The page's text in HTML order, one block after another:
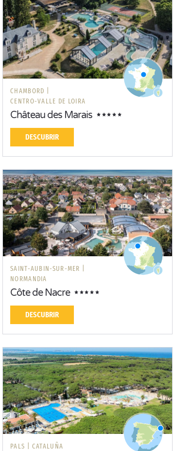
CHAMBORD |
CENTRO-VALLE DE LOIRA
Château des Marais
DESCUBRIR
SAINT-AUBIN-SUR-MER |
NORMANDIA
Côte de Nacre
DESCUBRIR
PALS | CATALUÑA